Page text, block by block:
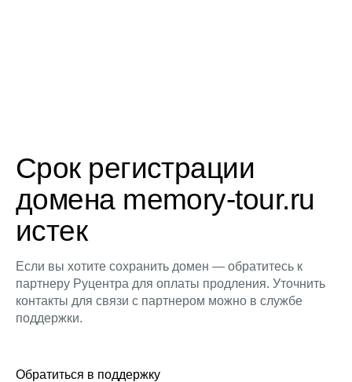
Срок регистрации
домена memory-tour.ru
истек
Если вы хотите сохранить домен — обратитесь к
партнеру Руцентра для оплаты продления. Уточнить
контакты для связи с партнером можно в службе
поддержки.
Обратиться в поддержку